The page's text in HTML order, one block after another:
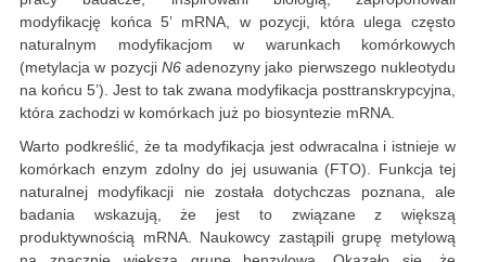
modyfikację końca 5’ mRNA, w pozycji, która ulega często
naturalnym modyfikacjom w warunkach komórkowych
(metylacja w pozycji N6adenozyny jako pierwszego nukleotydu
na końcu 5’). Jest to tak zwana modyfikacja posttranskrypcyjna,
która zachodzi w komórkach już po biosyntezie mRNA.
Warto podkreślić, że ta modyfikacja jest odwracalna i istnieje w
komórkach enzym zdolny do jej usuwania (FTO). Funkcja tej
naturalnej modyfikacji nie została dotychczas poznana, ale
badania wskazują, że jest to związane z większą
produktywnością mRNA. Naukowcy zastąpili grupę metylową